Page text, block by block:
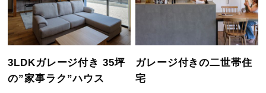
3LDKガレージ付き 35坪
の”家事ラク”ハウス
ガレージ付きの二世帯住
宅